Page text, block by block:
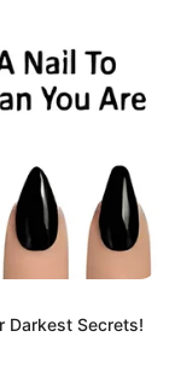
Darkest Secrets!